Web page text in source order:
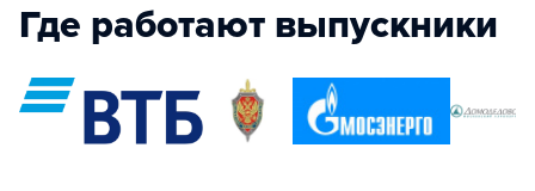
Где работают выпускники